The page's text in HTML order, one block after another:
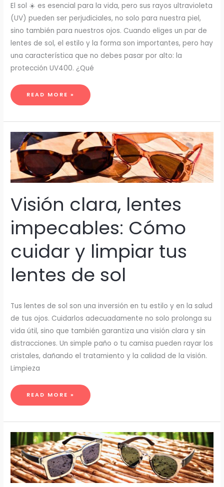
El sol ☀️ es esencial para la vida, pero sus rayos ultravioleta
(UV) pueden ser perjudiciales, no solo para nuestra piel,
sino también para nuestros ojos. Cuando eliges un par de
lentes de sol, el estilo y la forma son importantes, pero hay
una característica que no debes pasar por alto: la
protección UV400. ¿Qué
MÁS
DEL
LA
UV400
ES
CRUCIAL
PARA
TUS
READ MORE »
Visión clara, lentes
impecables: Cómo
cuidar y limpiar tus
lentes de sol
Tus lentes de sol son una inversión en tu estilo y en la salud
de tus ojos. Cuidarlos adecuadamente no solo prolonga su
vida útil, sino que también garantiza una visión clara y sin
distracciones. Un simple paño o tu camisa pueden rayar los
cristales, dañando el tratamiento y la calidad de la visión.
Limpieza
VISIÓN
LENTES
Y
TUS
LENTES
DE
SOL
READ MORE »